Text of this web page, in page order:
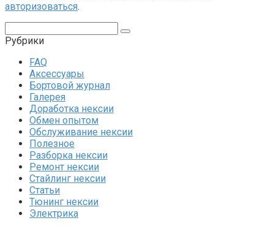
авторизоваться.
Рубрики
FAQ
Аксессуары
Бортовой журнал
Галерея
Доработка нексии
Обмен опытом
Обслуживание нексии
Полезное
Разборка нексии
Ремонт нексии
Стайлинг нексии
Статьи
Тюнинг нексии
Электрика